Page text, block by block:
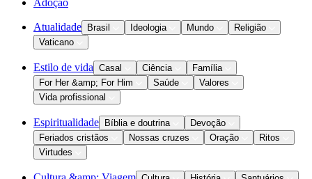
Adoção
Atualidade Brasil Ideologia Mundo
Religião
Vaticano
Estilo de vida Casal Ciência
Família
For Her &amp; For Him
Saúde
Valores
Vida profissional
Espiritualidade Bíblia e doutrina
Devoção
Feriados cristãos
Nossas cruzes Oração
Ritos
Virtudes